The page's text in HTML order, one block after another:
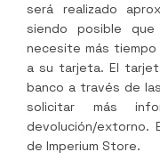
será realizado
siendo posible
necesite más tiempo
a su tarjeta. El
banco a través de
solicitar más
devolución/
de Imperium Store.